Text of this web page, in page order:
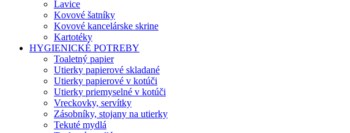
Lavice
Kovové šatníky
Kovové kancelárske skrine
Kartotéky
HYGIENICKÉ POTREBY
Toaletný papier
Utierky papierové skladané
Utierky papierové v kotúči
Utierky priemyselné v kotúči
Vreckovky, servítky
Zásobníky, stojany na utierky
Tekuté mydlá